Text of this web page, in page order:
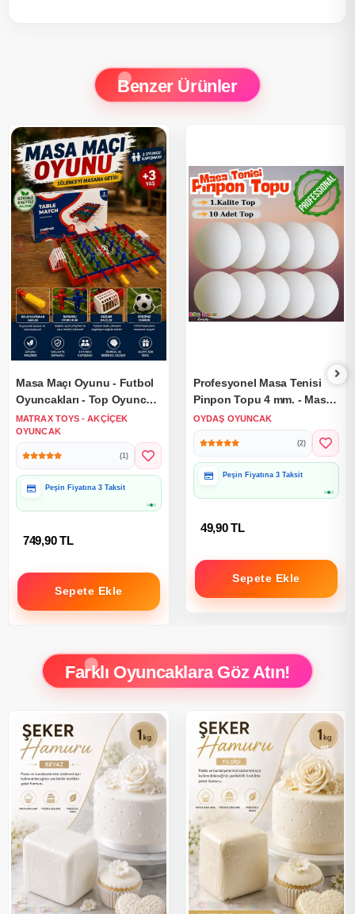
Benzer Ürünler
Masa Maçı Oyunu - Futbol
Oyuncakları - Top Oyuncak
Langırt Setleri - Langırt
Oyuncakları
MATRAX TOYS - AKÇIÇEK
OYUNCAK
(1)
Peşin Fiyatına 3 Taksit
749,90 TL
Sepete Ekle
Profesyonel Masa Tenisi
Pinpon Topu 4 mm. - Masa
Tenisi Topu - Profesyone
Beyaz Pinpon Topu - 4 cm.
Pinpon Topu
OYDAŞ OYUNCAK
(2)
Peşin Fiyatına 3 Taksit
49,90 TL
Sepete Ekle
Farklı Oyuncaklara Göz Atın!